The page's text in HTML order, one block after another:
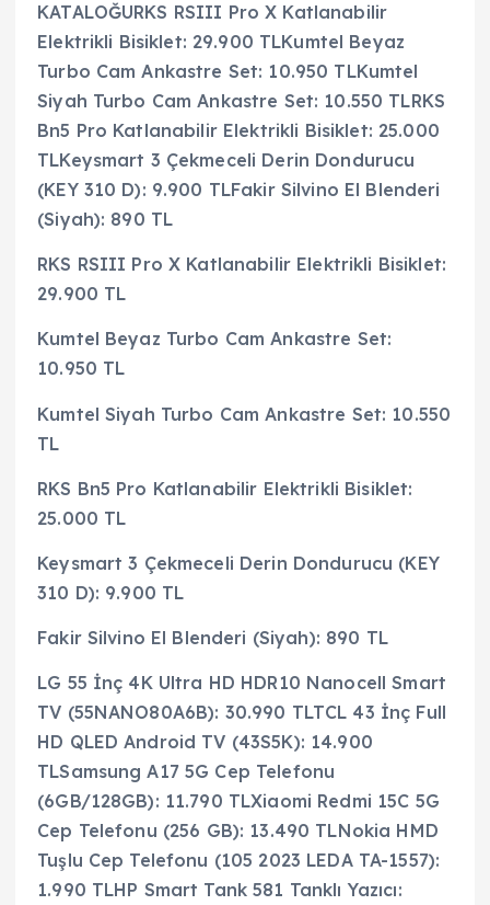
KATALOĞURKS RSIII Pro X Katlanabilir
Elektrikli Bisiklet: 29.900 TLKumtel Beyaz
Turbo Cam Ankastre Set: 10.950 TLKumtel
Siyah Turbo Cam Ankastre Set: 10.550 TLRKS
Bn5 Pro Katlanabilir Elektrikli Bisiklet: 25.000
TLKeysmart 3 Çekmeceli Derin Dondurucu
(KEY 310 D): 9.900 TLFakir Silvino El Blenderi
(Siyah): 890 TL
RKS RSIII Pro X Katlanabilir Elektrikli Bisiklet:
29.900 TL
Kumtel Beyaz Turbo Cam Ankastre Set:
10.950 TL
Kumtel Siyah Turbo Cam Ankastre Set: 10.550
TL
RKS Bn5 Pro Katlanabilir Elektrikli Bisiklet:
25.000 TL
Keysmart 3 Çekmeceli Derin Dondurucu (KEY
310 D): 9.900 TL
Fakir Silvino El Blenderi (Siyah): 890 TL
LG 55 İnç 4K Ultra HD HDR10 Nanocell Smart
TV (55NANO80A6B): 30.990 TLTCL 43 İnç Full
HD QLED Android TV (43S5K): 14.900
TLSamsung A17 5G Cep Telefonu
(6GB/128GB): 11.790 TLXiaomi Redmi 15C 5G
Cep Telefonu (256 GB): 13.490 TLNokia HMD
Tuşlu Cep Telefonu (105 2023 LEDA TA-1557):
1.990 TLHP Smart Tank 581 Tanklı Yazıcı: